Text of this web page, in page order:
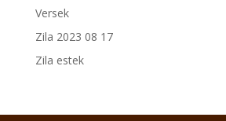
Versek
Zila 2023 08 17
Zila estek